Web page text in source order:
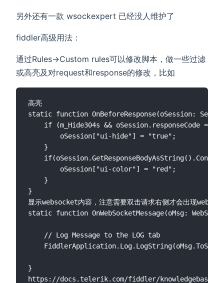
另外还有一款 wsockexpert 已经没人维护了
fiddler高级用法：
通过Rules->Custom rules可以修改脚本，做一些过滤
或高亮及对request和response的修改，比如
高亮
static function OnBeforeResponse(oSession:
if (m_Hide304s && oSession.responseCode ==
    }
    }
}
显示websocket内容，注意需要双击请求右侧才会出现
static function OnWebSocketMessage(oMsg:
}